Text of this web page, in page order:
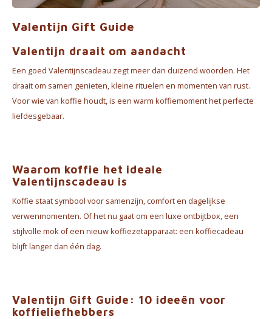
Waterkokers
Koffie Kàn merch
Boeken
Outdoor accessoires
Happy stuff
Valentijn Gift Guide
Valentijn draait om aandacht
Een goed Valentijnscadeau zegt meer dan duizend woorden. Het
draait om samen genieten, kleine rituelen en momenten van rust.
Voor wie van koffie houdt, is een warm koffiemoment het perfecte
liefdesgebaar.
Waarom koffie het ideale
Valentijnscadeau is
Koffie staat symbool voor samenzijn, comfort en dagelijkse
verwenmomenten. Of het nu gaat om een luxe ontbijtbox, een
stijlvolle mok of een nieuw koffiezetapparaat: een koffiecadeau
blijft langer dan één dag.
Valentijn Gift Guide: 10 ideeën voor
koffieliefhebbers